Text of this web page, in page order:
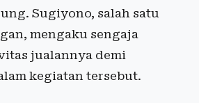
Sugiyono, salah satu
mengaku sengaja
jualannya demi
kegiatan tersebut.